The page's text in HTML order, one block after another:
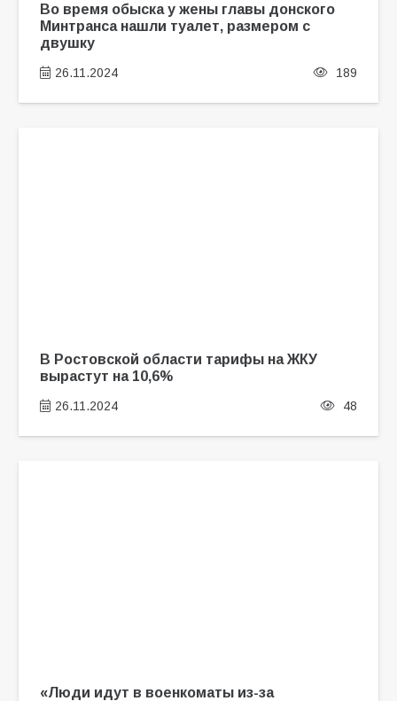
Во время обыска у жены главы донского
Минтранса нашли туалет, размером с
двушку
26.11.2024 189
В Ростовской области тарифы на ЖКУ
вырастут на 10,6%
26.11.2024 48
«Люди идут в военкоматы из-за